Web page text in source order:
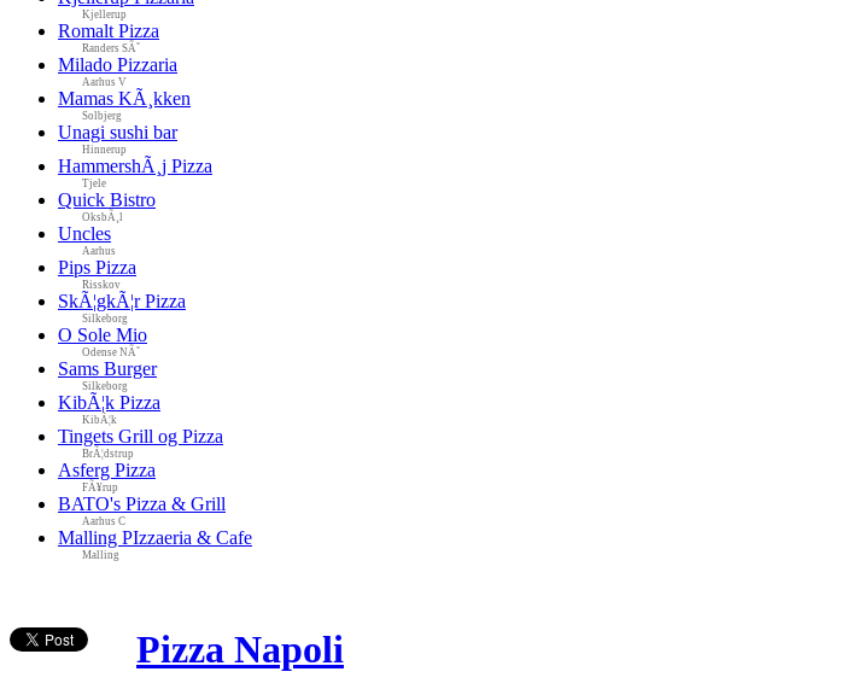
Kjellerup
Romalt Pizza
Randers SÃ˜
Milado Pizzaria
Aarhus V
Mamas KÃ¸kken
Solbjerg
Unagi sushi bar
Hinnerup
HammershÃ¸j Pizza
Tjele
Quick Bistro
OksbÃ¸l
Uncles
Aarhus
Pips Pizza
Risskov
SkÃ¦gkÃ¦r Pizza
Silkeborg
O Sole Mio
Odense NÃ˜
Sams Burger
Silkeborg
KibÃ¦k Pizza
KibÃ¦k
Tingets Grill og Pizza
BrÃ¦dstrup
Asferg Pizza
FÃ¥rup
BATO's Pizza & Grill
Aarhus C
Malling PIzzaeria & Cafe
Malling
Pizza Napoli